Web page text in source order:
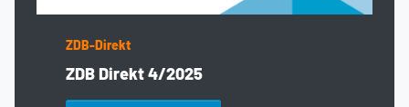
ZDB-Direkt
ZDB Direkt 4/2025